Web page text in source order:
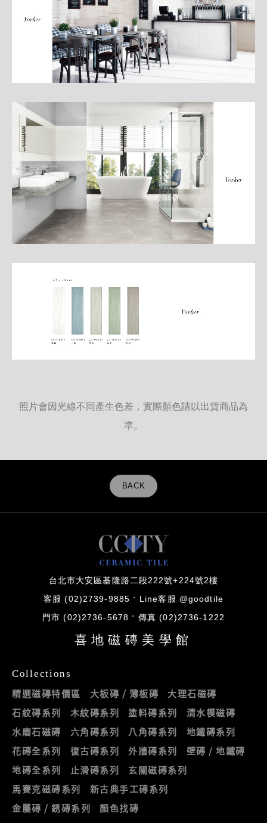
照片會因光線不同產生色差，實際顏色請以出貨商品為
準。
BACK
台北市大安區基隆路二段222號+224號2樓
客服 (02)2739-9885 Line客服 @goodtile
門市 (02)2736-5678 傳真 (02)2736-1222
喜地磁磚美學館
Collections
精選磁磚特價區 大板磚 / 薄板磚
大理石磁磚
石紋磚系列
木紋磚系列 塗料磚系列
清水模磁磚
水磨石磁磚
六角磚系列 八角磚系列
地鐵磚系列
花磚全系列
復古磚系列 外牆磚系列
壁磚 / 地鐵磚
地磚全系列
止滑磚系列
玄關磁磚系列
馬賽克磁磚系列
新古典手工磚系列
金屬磚 / 銹磚系列
顏色找磚